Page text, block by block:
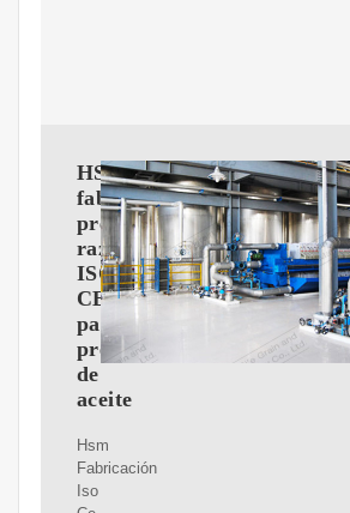
HSM
fabrica
precio
razonable
ISO
CE
para
prensa
de
aceite
Hsm
Fabricación
Iso